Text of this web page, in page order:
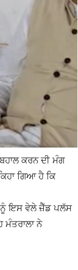
ਕਰਨ ਦੀ ਮੰਗ
ਗਿਆ ਹੈ ਕਿ
ਨੂੰ ਇਸ ਵੇਲੇ ਜ਼ੈੱਡ ਪਲੱਸ
ਨੇ